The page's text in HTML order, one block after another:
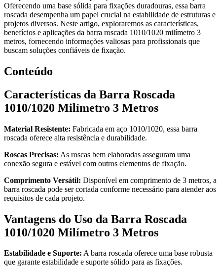
Oferecendo uma base sólida para fixações duradouras, essa barra
roscada desempenha um papel crucial na estabilidade de estruturas e
projetos diversos. Neste artigo, exploraremos as características,
benefícios e aplicações da barra roscada 1010/1020 milímetro 3
metros, fornecendo informações valiosas para profissionais que
buscam soluções confiáveis de fixação.
Conteúdo
Características da Barra Roscada
1010/1020 Milímetro 3 Metros
Material Resistente: Fabricada em aço 1010/1020, essa barra
roscada oferece alta resistência e durabilidade.
Roscas Precisas: As roscas bem elaboradas asseguram uma
conexão segura e estável com outros elementos de fixação.
Comprimento Versátil: Disponível em comprimento de 3 metros, a
barra roscada pode ser cortada conforme necessário para atender aos
requisitos de cada projeto.
Vantagens do Uso da Barra Roscada
1010/1020 Milímetro 3 Metros
Estabilidade e Suporte: A barra roscada oferece uma base robusta
que garante estabilidade e suporte sólido para as fixações.